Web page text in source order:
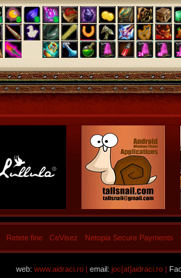
Retete fine CeVisez Netopia Secure Payments
web: www.aidraci.ro | email: joc[at]aidraci.ro |